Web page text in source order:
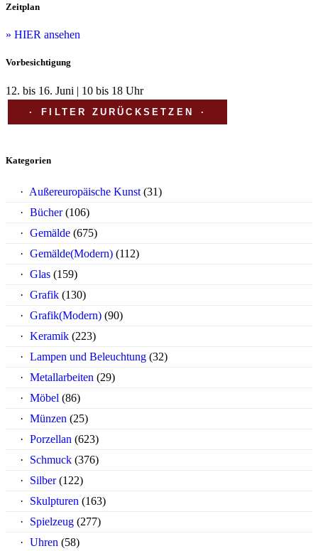
Zeitplan
» HIER ansehen
Vorbesichtigung
12. bis 16. Juni | 10 bis 18 Uhr
FILTER ZURÜCKSETZEN
Kategorien
Außereuropäische Kunst (31)
Bücher (106)
Gemälde (675)
Gemälde(Modern) (112)
Glas (159)
Grafik (130)
Grafik(Modern) (90)
Keramik (223)
Lampen und Beleuchtung (32)
Metallarbeiten (29)
Möbel (86)
Münzen (25)
Porzellan (623)
Schmuck (376)
Silber (122)
Skulpturen (163)
Spielzeug (277)
Uhren (58)